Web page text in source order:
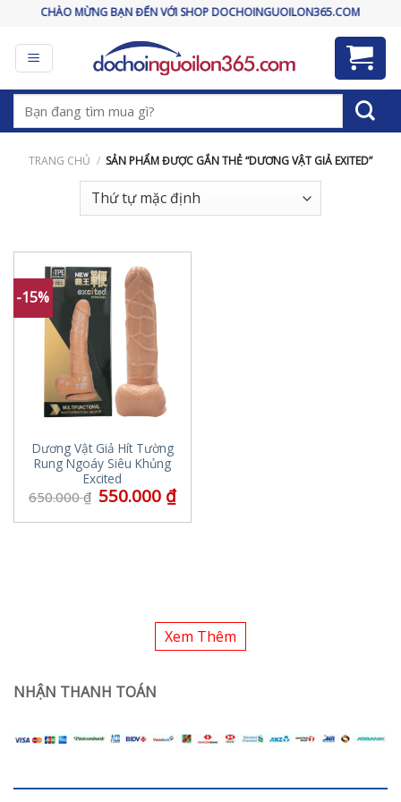
content
CHÀO MỪNG BẠN ĐẾN VỚI SHOP DOCHOINGUOILON365.COM
Tìm
kiếm:
TRANG CHỦ / SẢN PHẨM ĐƯỢC GẮN THẺ “DƯƠNG VẬT GIẢ EXITED”
-15%
Dương Vật Giả Hít Tường
Rung Ngoáy Siêu Khủng
Excited
650.000₫ 550.000 ₫
Xem Thêm
NHẬN THANH TOÁN